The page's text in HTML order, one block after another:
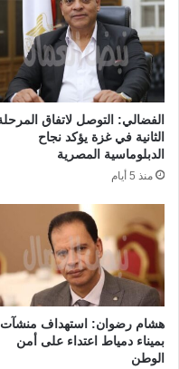
الفضالي: التوصل لاتفاق
الثانية في غزة يؤكد نجاح
الدبلوماسية المصرية
منذ 5 أيام
هشام رضوان: استهداف منشآت
بميناء دمياط اعتداء على أمن
الوطن